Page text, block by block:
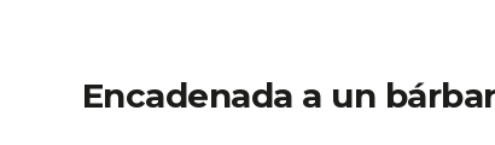
Encadenada a un